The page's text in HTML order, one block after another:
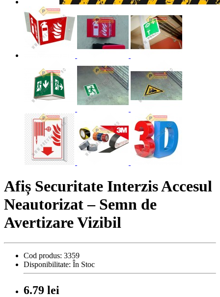
Afiș Securitate Interzis Accesul
Neautorizat – Semn de
Avertizare Vizibil
Cod produs: 3359
Disponibilitate: În Stoc
6.79 lei